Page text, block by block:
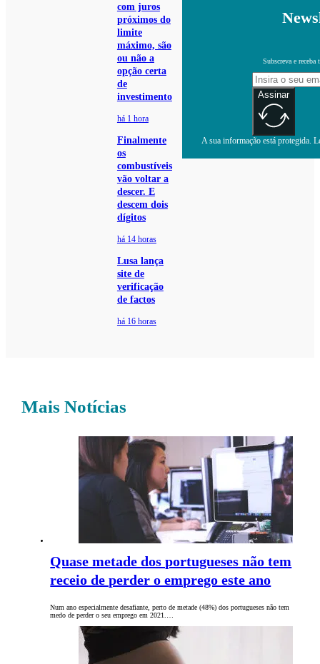
com juros
próximos do
limite
máximo, são
ou não a
opção certa
de
investimento
há 1 hora
Finalmente
os
combustíveis
vão voltar a
descer. E
descem dois
dígitos
há 14 horas
Lusa lança
site de
verificação
de factos
há 16 horas
Subscreva e receba
Assinar
A sua informação está protegida.
Mais Notícias
Quase metade dos portugueses não tem
receio de perder o emprego este ano
Num ano especialmente desafiante, perto de metade (48%) dos portugueses não tem
medo de perder o seu emprego em 2021.…